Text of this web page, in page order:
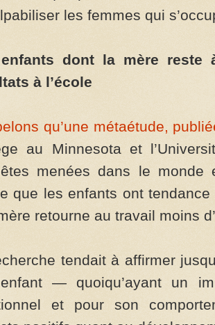
les femmes qui
dont la mère reste
à l’école
qu’une métaétude,
au Minnesota et
menées dans le monde
que les enfants ont
retourne au travail moins
tendait à affirmer
— quoiqu’ayant un
et pour son